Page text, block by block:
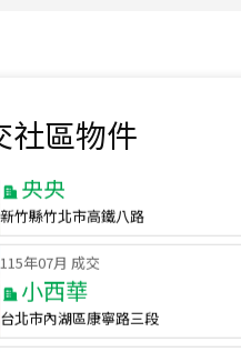
社區物件
115年07月 成交
新竹縣竹北市高鐵八路
115年07月 成交
小西華
台北市內湖區康寧路三段
115年07月 成交